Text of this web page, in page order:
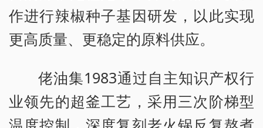
作进行辣椒种子基因研发，以此实现
更高质量、更稳定的原料供应。
佬油集1983通过自主知识产权行
业领先的超釜工艺，采用三次阶梯型